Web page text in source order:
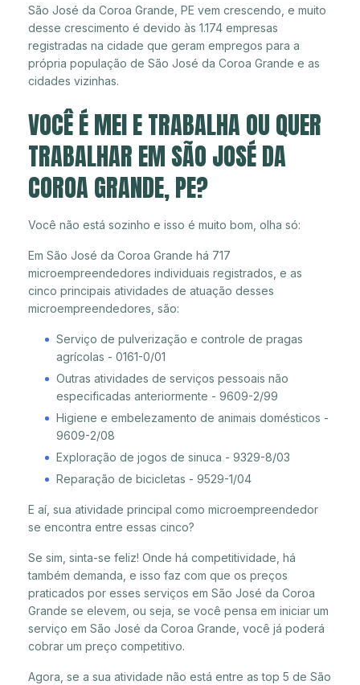
São José da Coroa Grande, PE vem crescendo, e muito
desse crescimento é devido às 1.174 empresas
registradas na cidade que geram empregos para a
própria população de São José da Coroa Grande e as
cidades vizinhas.
VOCÊ É MEI E TRABALHA OU QUER
TRABALHAR EM SÃO JOSÉ DA
COROA GRANDE, PE?
Você não está sozinho e isso é muito bom, olha só:
Em São José da Coroa Grande há 717
microempreendedores individuais registrados, e as
cinco principais atividades de atuação desses
microempreendedores, são:
Serviço de pulverização e controle de pragas
agrícolas - 0161-0/01
Outras atividades de serviços pessoais não
especificadas anteriormente - 9609-2/99
Higiene e embelezamento de animais domésticos -
9609-2/08
Exploração de jogos de sinuca - 9329-8/03
Reparação de bicicletas - 9529-1/04
E aí, sua atividade principal como microempreendedor
se encontra entre essas cinco?
Se sim, sinta-se feliz! Onde há competitividade, há
também demanda, e isso faz com que os preços
praticados por esses serviços em São José da Coroa
Grande se elevem, ou seja, se você pensa em iniciar um
serviço em São José da Coroa Grande, você já poderá
cobrar um preço competitivo.
Agora, se a sua atividade não está entre as top 5 de São